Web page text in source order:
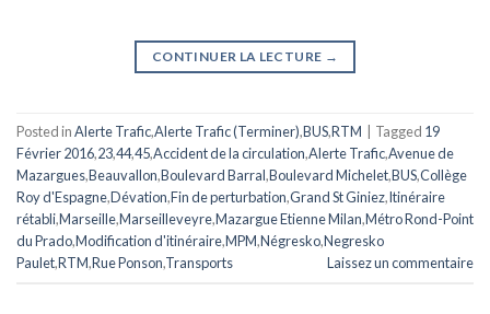
CONTINUER LA LECTURE →
Posted inAlerte Trafic,Alerte Trafic (Terminer),BUS,RTM Tagged 19
Février 2016,23,44,45,Accident de la circulation,Alerte Trafic,Avenue de
Mazargues,Beauvallon,Boulevard Barral,Boulevard Michelet,BUS,Collège
Roy d'Espagne,Dévation,Fin de perturbation,Grand St Giniez,Itinéraire
rétabli,Marseille,Marseilleveyre,Mazargue Etienne Milan,Métro Rond-Point
du Prado,Modification d'itinéraire,MPM,Négresko,Negresko
Paulet,RTM,Rue Ponson,Transports Laissez un commentaire